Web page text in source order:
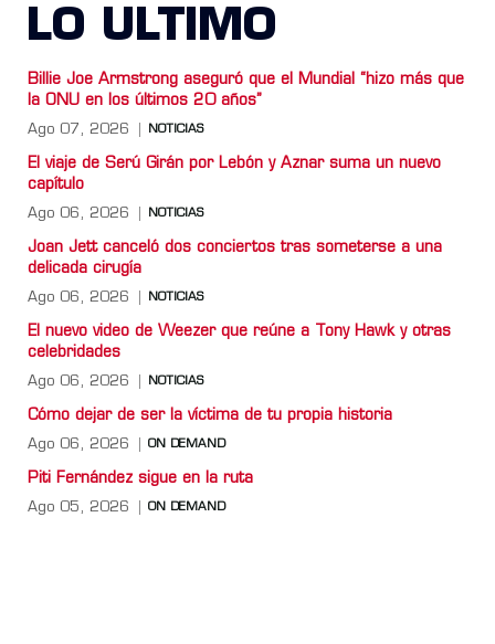
LO ULTIMO
Billie Joe Armstrong aseguró que el Mundial “hizo más que
la ONU en los últimos 20 años”
Ago 07, 2026 NOTICIAS
El viaje de Serú Girán por Lebón y Aznar suma un nuevo
capítulo
Ago 06, 2026 NOTICIAS
Joan Jett canceló dos conciertos tras someterse a una
delicada cirugía
Ago 06, 2026 NOTICIAS
El nuevo video de Weezer que reúne a Tony Hawk y otras
celebridades
Ago 06, 2026 NOTICIAS
Cómo dejar de ser la víctima de tu propia historia
Ago 06, 2026 ON DEMAND
Piti Fernández sigue en la ruta
Ago 05, 2026 ON DEMAND